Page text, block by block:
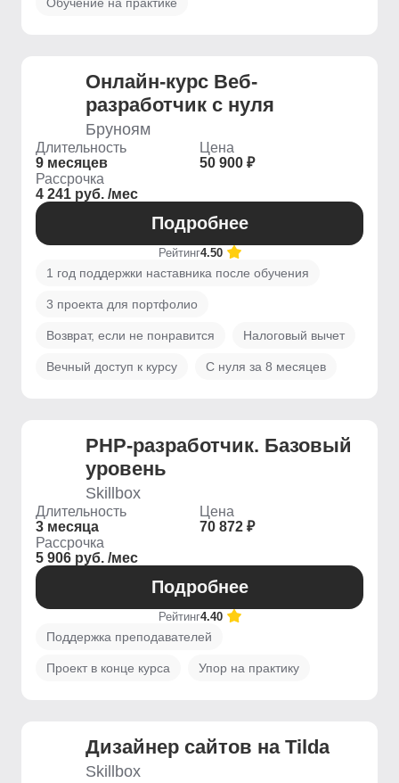
Онлайн-курс Веб-
разработчик с нуля
Бруноям
Длительность
9 месяцев
Цена
50 900 ₽
Рассрочка
4 241 руб. /мес
Подробнее
Рейтинг4.50
1 год поддержки наставника после обучения
3 проекта для портфолио
Возврат, если не понравится Налоговый вычет
Вечный доступ к курсу С нуля за 8 месяцев
PHP-разработчик. Базовый
уровень
Skillbox
Длительность
3 месяца
Цена
70 872 ₽
Рассрочка
5 906 руб. /мес
Подробнее
Рейтинг4.40
Поддержка преподавателей
Проект в конце курса Упор на практику
Дизайнер сайтов на Tilda
Skillbox